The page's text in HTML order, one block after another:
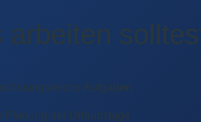
Aufgaben
Planung der Urlaubstage